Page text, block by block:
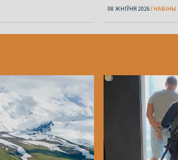
08 ЖНІЎНЯ 2026 НАВІНЫ